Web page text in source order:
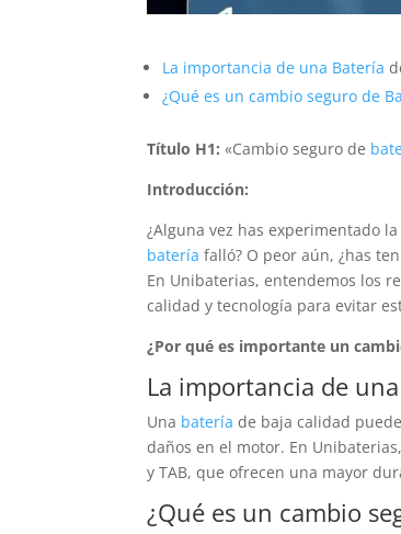
La importancia de una Batería
¿Qué es un cambio seguro de
Título H1: «Cambio seguro de
Introducción:
¿Alguna vez has experimentado
batería falló? O peor aún, ¿has
En Unibaterias, entendemos los
calidad y tecnología para evitar
¿Por qué es importante un
La importancia de una
Una batería de baja calidad
daños en el motor. En
y TAB, que ofrecen una mayor
¿Qué es un cambio